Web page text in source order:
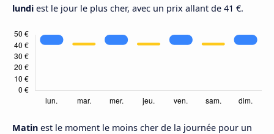
lundi est le jour le plus cher, avec un prix allant de 41 €.
Matin est le moment le moins cher de la journée pour un